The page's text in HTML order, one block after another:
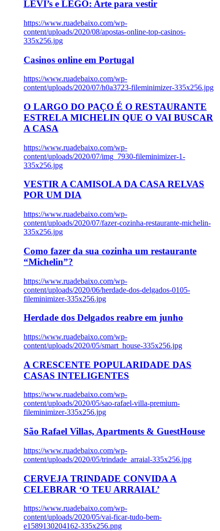
LEVI’s e LEGO: Arte para vestir
https://www.ruadebaixo.com/wp-
content/uploads/2020/08/apostas-online-top-casinos-
335x256.jpg
Casinos online em Portugal
https://www.ruadebaixo.com/wp-
content/uploads/2020/07/h0a3723-fileminimizer-335x256.jpg
O LARGO DO PAÇO É O RESTAURANTE
ESTRELA MICHELIN QUE O VAI BUSCAR
A CASA
https://www.ruadebaixo.com/wp-
content/uploads/2020/07/img_7930-fileminimizer-1-
335x256.jpg
VESTIR A CAMISOLA DA CASA RELVAS
POR UM DIA
https://www.ruadebaixo.com/wp-
content/uploads/2020/07/fazer-cozinha-restaurante-michelin-
335x256.jpg
Como fazer da sua cozinha um restaurante
“Michelin”?
https://www.ruadebaixo.com/wp-
content/uploads/2020/06/herdade-dos-delgados-0105-
fileminimizer-335x256.jpg
Herdade dos Delgados reabre em junho
https://www.ruadebaixo.com/wp-
content/uploads/2020/05/smart_house-335x256.jpg
A CRESCENTE POPULARIDADE DAS
CASAS INTELIGENTES
https://www.ruadebaixo.com/wp-
content/uploads/2020/05/sao-rafael-villa-premium-
fileminimizer-335x256.jpg
São Rafael Villas, Apartments & GuestHouse
https://www.ruadebaixo.com/wp-
content/uploads/2020/05/trindade_arraial-335x256.jpg
CERVEJA TRINDADE CONVIDA A
CELEBRAR ‘O TEU ARRAIAL’
https://www.ruadebaixo.com/wp-
content/uploads/2020/05/vai-ficar-tudo-bem-
e1589130204162-335x256.png